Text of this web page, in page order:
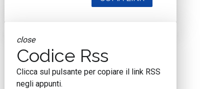
close
Codice Rss
Clicca sul pulsante per copiare il link RSS
negli appunti.